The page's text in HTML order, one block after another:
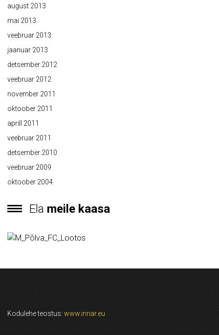
august 2013
mai 2013
veebruar 2013
jaanuar 2013
detsember 2012
veebruar 2012
november 2011
oktoober 2011
aprill 2011
veebruar 2011
detsember 2010
veebruar 2009
oktoober 2004
Ela meile kaasa
Kodulehe teostus: www.innar.eu